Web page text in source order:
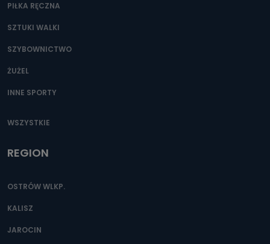
PIŁKA RĘCZNA
SZTUKI WALKI
SZYBOWNICTWO
ŻUŻEL
INNE SPORTY
WSZYSTKIE
REGION
OSTRÓW WLKP.
KALISZ
JAROCIN